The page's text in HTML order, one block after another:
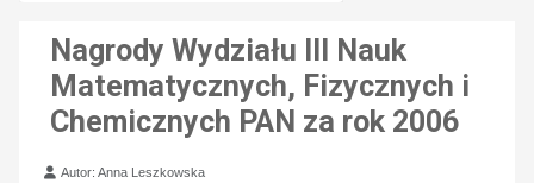
Nagrody Wydziału III Nauk
Matematycznych, Fizycznych i
Chemicznych PAN za rok 2006
Szczegóły
Autor:Anna Leszkowska